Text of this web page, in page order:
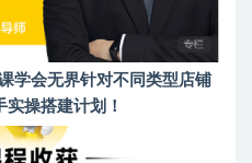
学会无界针对不同类型店铺
操搭建计划！